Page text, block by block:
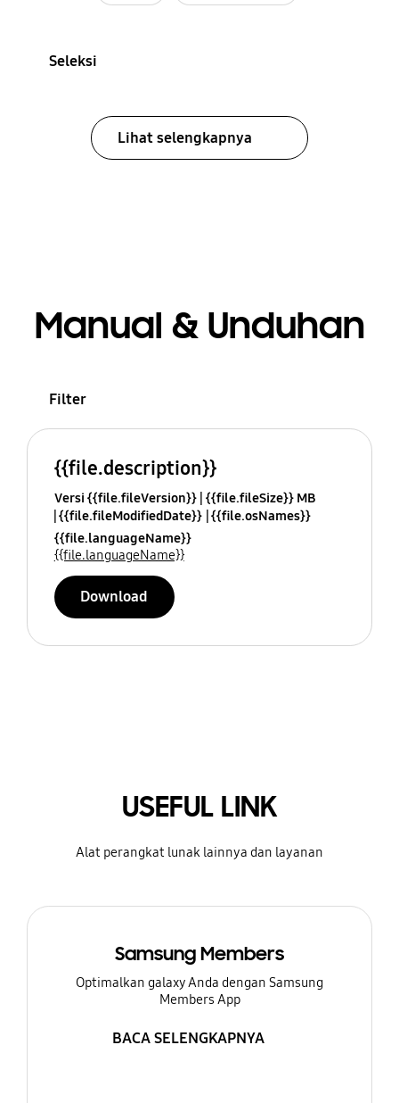
Seleksi
Lihat selengkapnya
Manual & Unduhan
Filter
{{file.description}}
Versi {{file.fileVersion}} {{file.fileSize}} MB
{{file.fileModifiedDate}} {{file.osNames}}
{{file.languageName}}
{{file.languageName}}
Download
USEFUL LINK
Alat perangkat lunak lainnya dan layanan
Samsung Members
Optimalkan galaxy Anda dengan Samsung
Members App
BACA SELENGKAPNYA